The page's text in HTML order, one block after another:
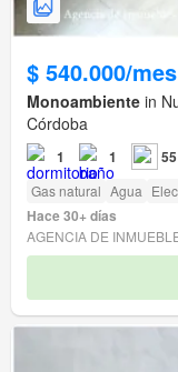
$ 540.000/mes
Monoambiente in
Córdoba
1 1
Gas natural Agua
Hace 30+ días
AGENCIA DE